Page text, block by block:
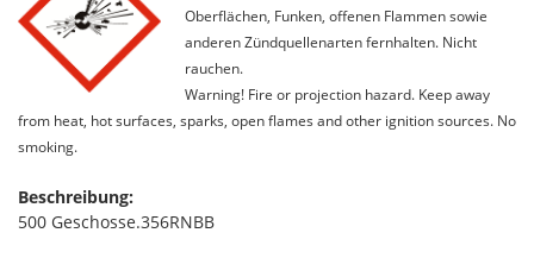
Oberflächen, Funken, offenen Flammen sowie
anderen Zündquellenarten fernhalten. Nicht
rauchen.
Warning! Fire or projection hazard. Keep away
from heat, hot surfaces, sparks, open flames and other ignition sources. No
smoking.
Beschreibung:
500 Geschosse.356RNBB